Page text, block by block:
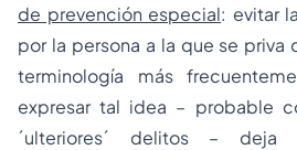
de prevención especial: evitar
por la persona a la que se
terminología más
expresar tal idea – probable
´ulteriores´ delitos – deja